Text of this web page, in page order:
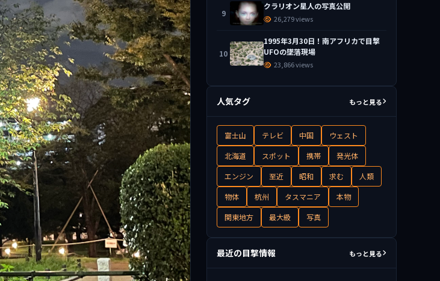
9
クラリオン星人の写真公開
26,279 views
10
1995年3月30日！南アフリカで目撃
UFOの墜落現場
23,866 views
人気タグ もっと見る
富士山 テレビ 中国
ウェスト
北海道
スポット 携帯
発光体
エンジン
至近 昭和 求む
人類
物体
杭州 タスマニア
本物
関東地方
最大級 写真
最近の目撃情報 もっと見る